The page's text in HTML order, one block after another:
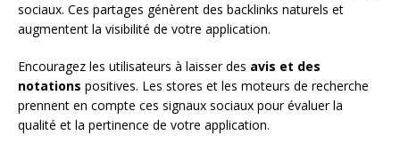
sociaux. Ces partages génèrent des backlinks naturels et
augmentent la visibilité de votre application.
Encouragez les utilisateurs à laisser des avis et des
notations positives. Les stores et les moteurs de recherche
prennent en compte ces signaux sociaux pour évaluer la
qualité et la pertinence de votre application.